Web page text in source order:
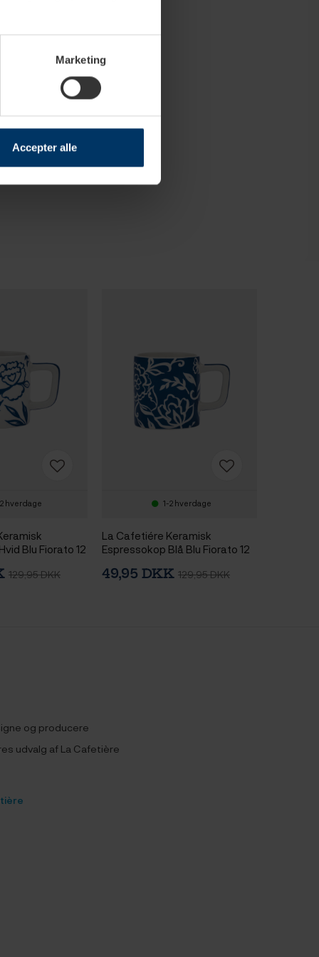
Marketing
Accepter alle
hverdage
Blu Fiorato 12
129,95 DKK
1-2 hverdage
La Cafetiére Keramisk
Espressokop Blå Blu Fiorato 12
49,95 DKK 129,95 DKK
og producere
udvalg af La Cafetière